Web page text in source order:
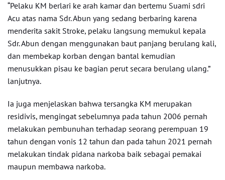
“Pelaku KM berlari ke arah kamar dan bertemu Suami sdri
Acu atas nama Sdr. Abun yang sedang berbaring karena
menderita sakit Stroke, pelaku langsung memukul kepala
Sdr. Abun dengan menggunakan baut panjang berulang kali,
dan membekap korban dengan bantal kemudian
menusukkan pisau ke bagian perut secara berulang ulang.”
lanjutnya.
Ia juga menjelaskan bahwa tersangka KM merupakan
residivis, mengingat sebelumnya pada tahun 2006 pernah
melakukan pembunuhan terhadap seorang perempuan 19
tahun dengan vonis 12 tahun dan pada tahun 2021 pernah
melakukan tindak pidana narkoba baik sebagai pemakai
maupun membawa narkoba.